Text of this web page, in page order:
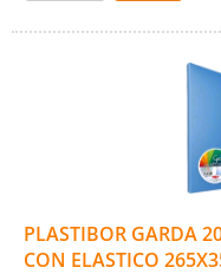
PLASTIBOR GARDA
CON ELASTICO